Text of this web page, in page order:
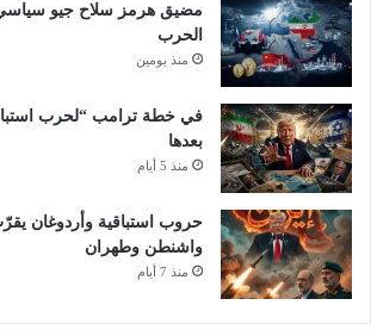
مضيق هرمز سلاح جيو
الحرب
منذ يومين
في خطة ترامب “لحرب
بعدها
منذ 5 أيام
حروب استباقية وأردوغان
واشنطن وطهران
منذ 7 أيام